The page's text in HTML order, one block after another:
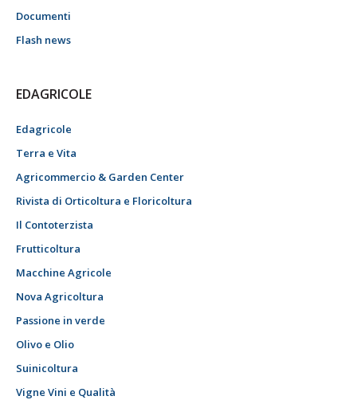
Documenti
Flash news
EDAGRICOLE
Edagricole
Terra e Vita
Agricommercio & Garden Center
Rivista di Orticoltura e Floricoltura
Il Contoterzista
Frutticoltura
Macchine Agricole
Nova Agricoltura
Passione in verde
Olivo e Olio
Suinicoltura
Vigne Vini e Qualità